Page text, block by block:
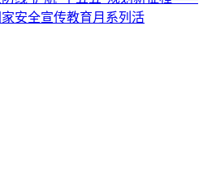
安全宣传教育月系列活